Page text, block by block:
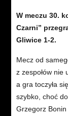
W meczu 30.
Czarni”
Gliwice 1-2.
Mecz od
z zespołów nie
a gra toczyła
szybko, choć
Grzegorz Bonin